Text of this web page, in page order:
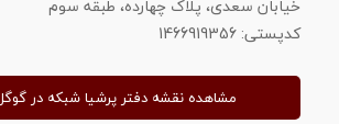
خیابان سعدی، پلاک چهارده، طبقه سوم
​​​​​​​کدپستی: 1466919356
مشاهده نقشه دفتر پرشیا شبکه در